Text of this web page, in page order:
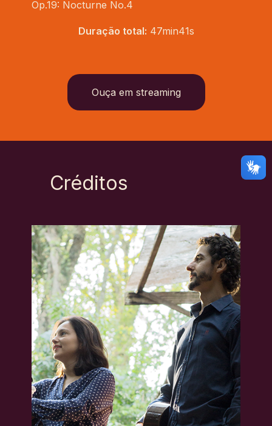
Op.19: Nocturne No.4
Duração total: 47min41s
Ouça em streaming
Créditos